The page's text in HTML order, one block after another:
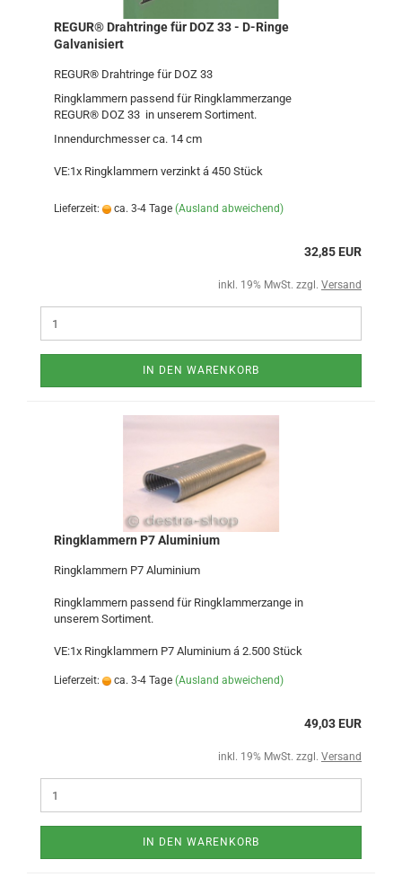
REGUR® Drahtringe für DOZ 33 - D-Ringe
Galvanisiert
REGUR® Drahtringe für DOZ 33
Ringklammern passend für Ringklammerzange
REGUR® DOZ 33 in unserem Sortiment.
Innendurchmesser ca. 14 cm
VE:1x Ringklammern verzinkt á 450 Stück
Lieferzeit: ca. 3-4 Tage (Ausland abweichend)
32,85 EUR
inkl. 19% MwSt. zzgl. Versand
IN DEN WARENKORB
Ringklammern P7 Aluminium
Ringklammern P7 Aluminium
Ringklammern passend für Ringklammerzange in
unserem Sortiment.
VE:1x Ringklammern P7 Aluminium á 2.500 Stück
Lieferzeit: ca. 3-4 Tage (Ausland abweichend)
49,03 EUR
inkl. 19% MwSt. zzgl. Versand
IN DEN WARENKORB